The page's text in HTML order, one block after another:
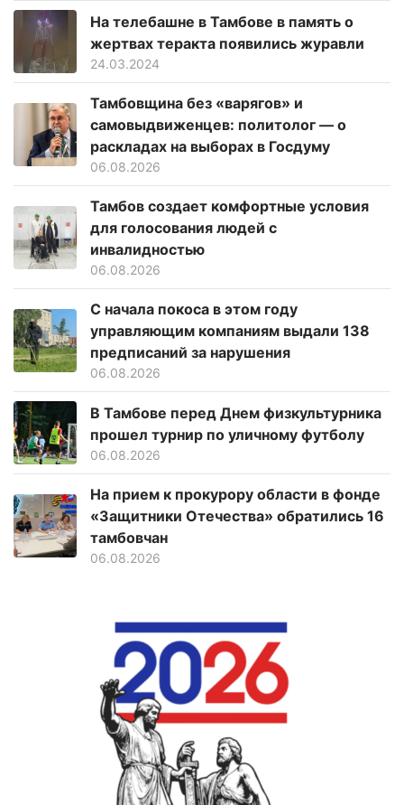
На телебашне в Тамбове в память о
жертвах теракта появились журавли
24.03.2024
Тамбовщина без «варягов» и
самовыдвиженцев: политолог — о
раскладах на выборах в Госдуму
06.08.2026
Тамбов создает комфортные условия
для голосования людей с
инвалидностью
06.08.2026
С начала покоса в этом году
управляющим компаниям выдали 138
предписаний за нарушения
06.08.2026
В Тамбове перед Днем физкультурника
прошел турнир по уличному футболу
06.08.2026
На прием к прокурору области в фонде
«Защитники Отечества» обратились 16
тамбовчан
06.08.2026